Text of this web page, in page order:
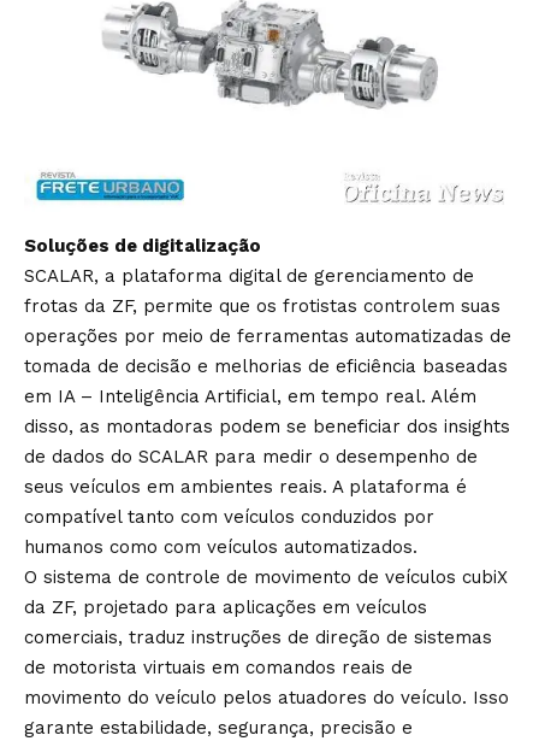
Soluções de digitalização
SCALAR, a plataforma digital de gerenciamento de
frotas da ZF, permite que os frotistas controlem suas
operações por meio de ferramentas automatizadas de
tomada de decisão e melhorias de eficiência baseadas
em IA – Inteligência Artificial, em tempo real. Além
disso, as montadoras podem se beneficiar dos insights
de dados do SCALAR para medir o desempenho de
seus veículos em ambientes reais. A plataforma é
compatível tanto com veículos conduzidos por
humanos como com veículos automatizados.
O sistema de controle de movimento de veículos cubiX
da ZF, projetado para aplicações em veículos
comerciais, traduz instruções de direção de sistemas
de motorista virtuais em comandos reais de
movimento do veículo pelos atuadores do veículo. Isso
garante estabilidade, segurança, precisão e